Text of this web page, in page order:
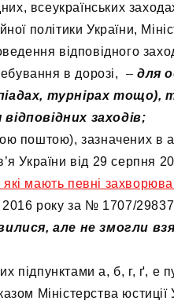
всеукраїнських
політики України,
відповідного
в дорозі, – для
турнірах тощо),
заходів;
поштою), зазначених в
України від 29
мають певні
2016 року за № 1707/
але не змогли
а, б, г, ґ, е
Міністерства